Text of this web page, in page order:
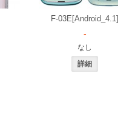
F-03E[Android_4.1]
-
なし